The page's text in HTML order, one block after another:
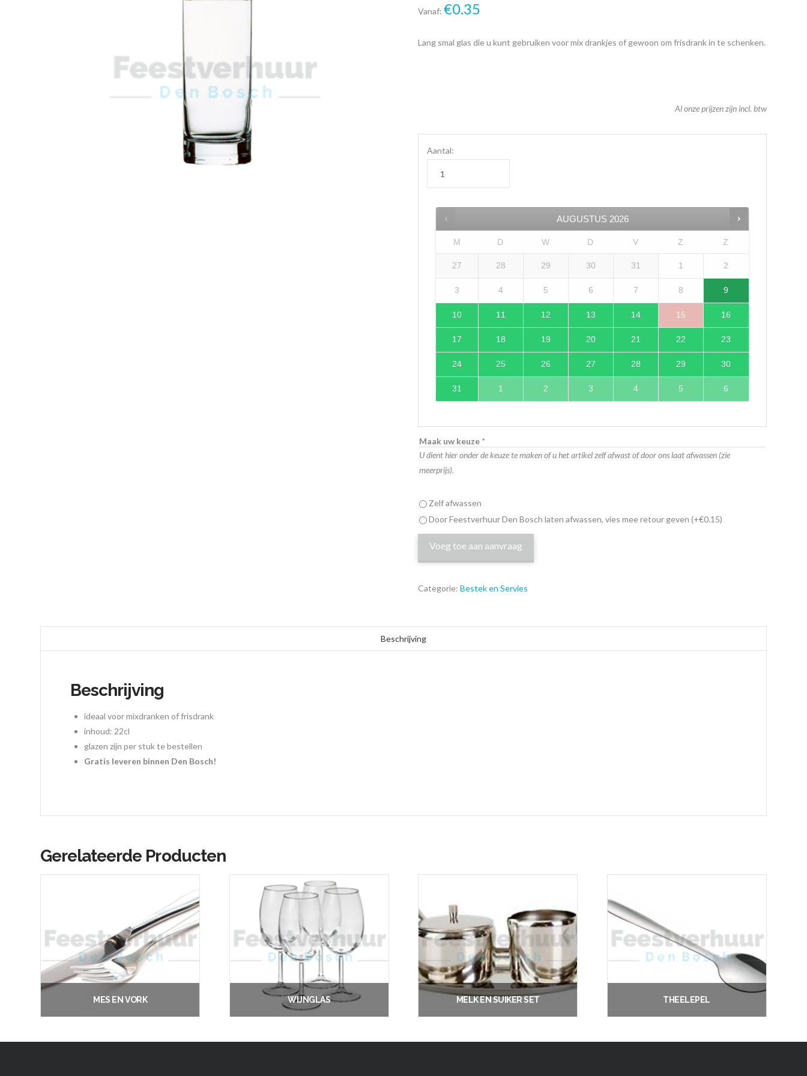
Vanaf:€0.35
Lang smal glas die u kunt gebruiken voor mix drankjes of gewoon om frisdrank in te schenken.
Al onze prijzen zijn incl. btw
Aantal:
AUGUSTUS 2026
M D W D V Z Z
27 28 29 30 31 1 2
3 4 5 6 7 8 9
10 11 12 13 14 15 16
17 18 19 20 21 22 23
24 25 26 27 28 29 30
31 1 2 3 4 5 6
Maak uw keuze *
U dient hier onder de keuze te maken of u het artikel zelf afwast of door ons laat afwassen (zie
meerprijs).
Zelf afwassen
Door Feestverhuur Den Bosch laten afwassen, vies mee retour geven(+€0.15)
Voeg toe aan aanvraag
Categorie:Bestek en Servies
Beschrijving
Beschrijving
ideaal voor mixdranken of frisdrank
inhoud: 22cl
glazen zijn per stuk te bestellen
Gratis leveren binnen Den Bosch!
Gerelateerde Producten
MES EN VORK
€0.35
WIJNGLAS
€0.35
MELK EN SUIKER SET
€1.50
THEELEPEL
€0.10